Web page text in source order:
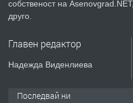
ПРЕДЛАГА
собственост на
друго.
Главен редактор
Надежда Виденлиева
Последвай ни